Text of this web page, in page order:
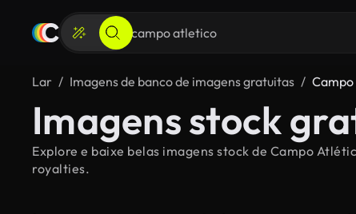
Lar Imagens de banco de imagens gratuitas
Imagens stock
Explore e baixe belas imagens stock de Campo
royalties.